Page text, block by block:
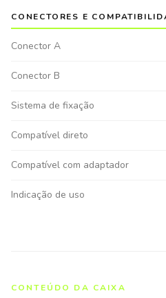
CONECTORES E
Conector A
Conector B
Sistema de fixação
Compatível direto
Compatível com adaptador
Indicação de uso
CONTEÚDO DA CAIXA